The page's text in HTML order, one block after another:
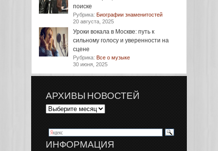
поиске
Рубрика: Биографии знаменитостей
20 августа, 2025
Уроки вокала в Москве: путь к
сильному голосу и уверенности на
сцене
Рубрика: Все о музыке
30 июня, 2025
АРХИВЫ НОВОСТЕЙ
ИНФОРМАЦИЯ